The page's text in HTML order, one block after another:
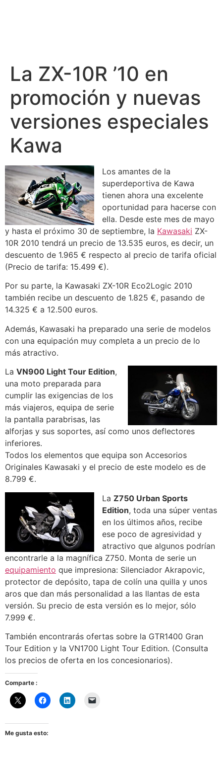
La ZX-10R ’10 en
promoción y nuevas
versiones especiales
Kawa
Los amantes de la
superdeportiva de Kawa
tienen ahora una excelente
oportunidad para hacerse con
ella. Desde este mes de mayo
y hasta el próximo 30 de septiembre, la Kawasaki ZX-
10R 2010 tendrá un precio de 13.535 euros, es decir, un
descuento de 1.965 € respecto al precio de tarifa oficial
(Precio de tarifa: 15.499 €).
Por su parte, la Kawasaki ZX-10R Eco2Logic 2010
también recibe un descuento de 1.825 €, pasando de
14.325 € a 12.500 euros.
Además, Kawasaki ha preparado una serie de modelos
con una equipación muy completa a un precio de lo
más atractivo.
La VN900 Light Tour Edition,
una moto preparada para
cumplir las exigencias de los
más viajeros, equipa de serie
la pantalla parabrisas, las
alforjas y sus soportes, así como unos deflectores
inferiores.
Todos los elementos que equipa son Accesorios
Originales Kawasaki y el precio de este modelo es de
8.799 €.
La Z750 Urban Sports
Edition, toda una súper ventas
en los últimos años, recibe
ese poco de agresividad y
atractivo que algunos podrían
encontrarle a la magnífica Z750. Monta de serie un
equipamiento que impresiona: Silenciador Akrapovic,
protector de depósito, tapa de colín una quilla y unos
aros que dan más personalidad a las llantas de esta
versión. Su precio de esta versión es lo mejor, sólo
7.999 €.
También encontrarás ofertas sobre la GTR1400 Gran
Tour Edition y la VN1700 Light Tour Edition. (Consulta
los precios de oferta en los concesionarios).
Comparte :
Me gusta esto: